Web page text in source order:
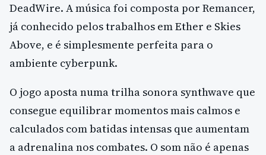
DeadWire. A música foi composta por Remancer,
já conhecido pelos trabalhos em Ether e Skies
Above, e é simplesmente perfeita para o
ambiente cyberpunk.
O jogo aposta numa trilha sonora synthwave que
consegue equilibrar momentos mais calmos e
calculados com batidas intensas que aumentam
a adrenalina nos combates. O som não é apenas